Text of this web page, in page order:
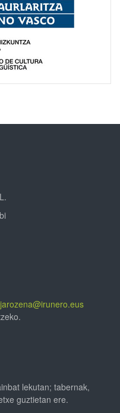
jarozena@irunero.eus
lekutan; tabernak,
guztietan ere.